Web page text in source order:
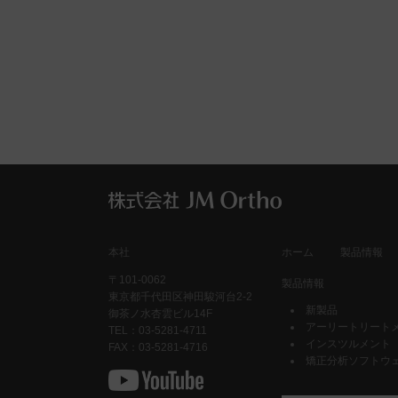
ホーム 製品情報
本社
〒101-0062
東京都千代田区神田駿河台2-2
御茶ノ水杏雲ビル14F
TEL：03-5281-4711
FAX：03-5281-4716
製品情報
新製品
アーリートリート
インスツルメント
矯正分析ソフトウ